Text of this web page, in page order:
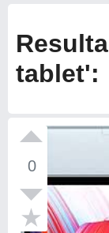
add
tablet':
0